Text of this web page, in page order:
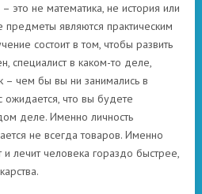
это не математика, не история или
предметы являются практическим
состоит в том, чтобы развить
специалист в каком-то деле,
– чем бы вы ни занимались в
ожидается, что вы будете
деле. Именно личность
не всегда товаров. Именно
и лечит человека гораздо быстрее,